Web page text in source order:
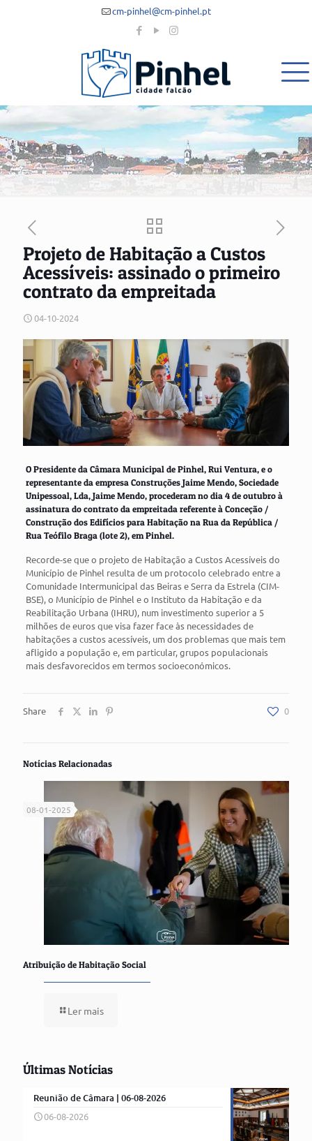
cm-pinhel@cm-pinhel.pt
Projeto de Habitação a Custos
Acessíveis: assinado o primeiro
contrato da empreitada
04-10-2024
O Presidente da Câmara Municipal de Pinhel, Rui Ventura, e o
representante da empresa Construções Jaime Mendo, Sociedade
Unipessoal, Lda, Jaime Mendo, procederam no dia 4 de outubro à
assinatura do contrato da empreitada referente à Conceção /
Construção dos Edifícios para Habitação na Rua da República /
Rua Teófilo Braga (lote 2), em Pinhel.
Recorde-se que o projeto de Habitação a Custos Acessíveis do
Município de Pinhel resulta de um protocolo celebrado entre a
Comunidade Intermunicipal das Beiras e Serra da Estrela (CIM-
BSE), o Município de Pinhel e o Instituto da Habitação e da
Reabilitação Urbana (IHRU), num investimento superior a 5
milhões de euros que visa fazer face às necessidades de
habitações a custos acessíveis, um dos problemas que mais tem
afligido a população e, em particular, grupos populacionais
mais desfavorecidos em termos socioeconómicos.
Share 0
Notícias Relacionadas
08-01-2025
Atribuição de Habitação Social
Ler mais
Últimas Notícias
Reunião de Câmara | 06-08-2026
06-08-2026